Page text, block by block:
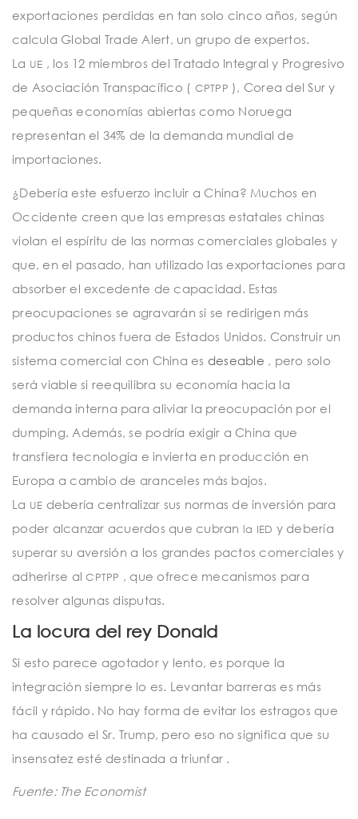
exportaciones perdidas en tan solo cinco años, según
calcula Global Trade Alert, un grupo de expertos.
La UE , los 12 miembros del Tratado Integral y Progresivo
de Asociación Transpacífico ( CPTPP ), Corea del Sur y
pequeñas economías abiertas como Noruega
representan el 34% de la demanda mundial de
importaciones.
¿Debería este esfuerzo incluir a China? Muchos en
Occidente creen que las empresas estatales chinas
violan el espíritu de las normas comerciales globales y
que, en el pasado, han utilizado las exportaciones para
absorber el excedente de capacidad. Estas
preocupaciones se agravarán si se redirigen más
productos chinos fuera de Estados Unidos. Construir un
sistema comercial con China es deseable , pero solo
será viable si reequilibra su economía hacia la
demanda interna para aliviar la preocupación por el
dumping. Además, se podría exigir a China que
transfiera tecnología e invierta en producción en
Europa a cambio de aranceles más bajos.
La UE debería centralizar sus normas de inversión para
poder alcanzar acuerdos que cubran la IED y debería
superar su aversión a los grandes pactos comerciales y
adherirse alCPTPP , que ofrece mecanismos para
resolver algunas disputas.
La locura del rey Donald
Si esto parece agotador y lento, es porque la
integración siempre lo es. Levantar barreras es más
fácil y rápido. No hay forma de evitar los estragos que
ha causado el Sr. Trump, pero eso no significa que su
insensatez esté destinada a triunfar .
Fuente: The Economist